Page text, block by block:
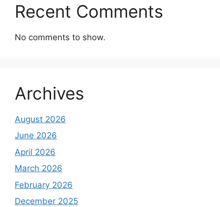
Recent Comments
No comments to show.
Archives
August 2026
June 2026
April 2026
March 2026
February 2026
December 2025